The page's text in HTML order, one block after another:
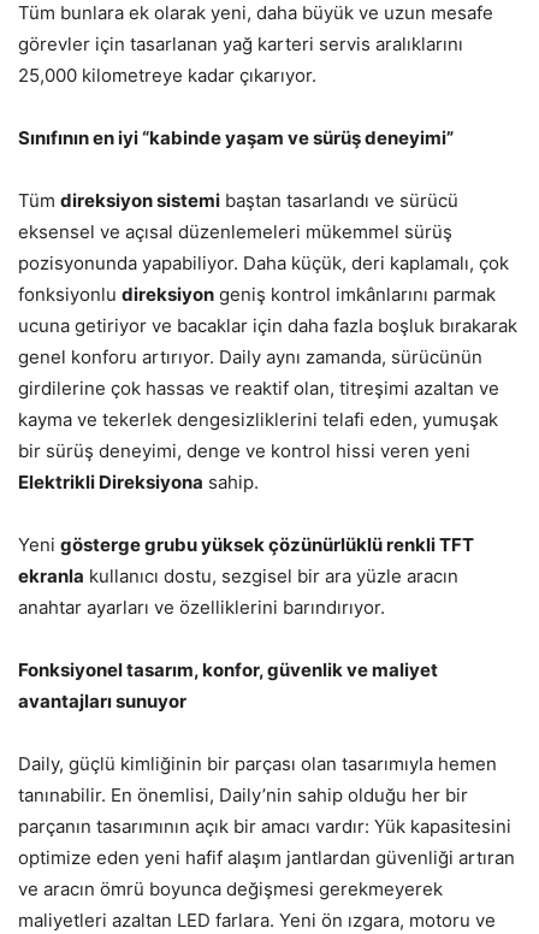
Tüm bunlara ek olarak yeni, daha büyük ve uzun mesafe
görevler için tasarlanan yağ karteri servis aralıklarını
25,000 kilometreye kadar çıkarıyor.
Sınıfının en iyi “kabinde yaşam vesürüş deneyimi”
Tüm direksiyon sistemi baştan tasarlandı ve sürücü
eksensel ve açısal düzenlemeleri mükemmel sürüş
pozisyonunda yapabiliyor. Daha küçük, deri kaplamalı, çok
fonksiyonlu direksiyon geniş kontrol imkânlarını parmak
ucuna getiriyor ve bacaklar için daha fazla boşluk bırakarak
genel konforu artırıyor. Daily aynı zamanda, sürücünün
girdilerine çok hassas ve reaktif olan, titreşimi azaltan ve
kayma ve tekerlek dengesizliklerini telafi eden, yumuşak
bir sürüş deneyimi, denge ve kontrol hissi veren yeni
Elektrikli Direksiyona sahip.
Yeni gösterge grubu yüksek çözünürlüklü renkli TFT
ekranla kullanıcı dostu, sezgisel bir ara yüzle aracın
anahtar ayarları ve özelliklerini barındırıyor.
Fonksiyonel tasarım, konfor, güvenlik ve maliyet
avantajları sunuyor
Daily, güçlü kimliğinin bir parçası olan tasarımıyla hemen
tanınabilir. En önemlisi, Daily’nin sahip olduğu her bir
parçanın tasarımının açık bir amacı vardır: Yük kapasitesini
optimize eden yeni hafif alaşım jantlardan güvenliği artıran
ve aracın ömrü boyunca değişmesi gerekmeyerek
maliyetleri azaltan LED farlara. Yeni ön ızgara, motoru ve